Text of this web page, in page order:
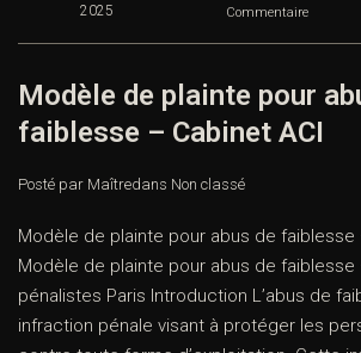
2025 Commentaire
Modèle de plainte pour
faiblesse – Cabinet ACI
Posté par Maîtredans Non classé
Modèle de plainte pour abus de faiblesse
Modèle de plainte pour abus de faiblesse
pénalistes Paris Introduction L’abus de
infraction pénale visant à protéger les